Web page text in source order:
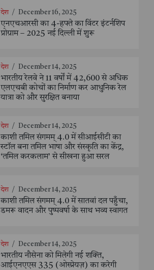
देश / December 16, 2025
एनएचआरसी का 4-हफ्ते का विंटर इंटर्नशिप
प्रोग्राम – 2025 नई दिल्ली में शुरू
देश / December 14, 2025
भारतीय रेलवे ने 11 वर्षों में 42,600 से अधिक
एलएचबी कोचों का निर्माण कर आधुनिक रेल
यात्रा को और सुरक्षित बनाया
देश / December 14, 2025
काशी तमिल संगमम् 4.0 में सीआईसीटी का
स्टॉल बना तमिल भाषा और संस्कृति का केंद्र,
‘तमिल करकलाम’ से सीखना हुआ सरल
देश / December 14, 2025
काशी तमिल संगमम् 4.0 में सातवां दल पहुँचा,
डमरू वादन और पुष्पवर्षा के साथ भव्य स्वागत
देश / December 14, 2025
भारतीय नौसेना को मिलेगी नई शक्ति,
आईएनएएस 335 (ओस्प्रेयज़) का करेगी